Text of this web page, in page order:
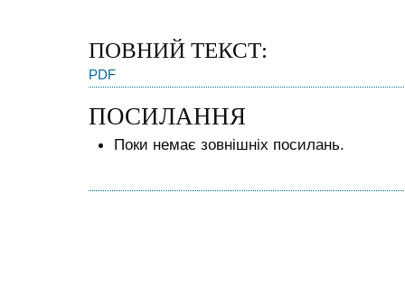
ПОВНИЙ ТЕКСТ:
PDF
ПОСИЛАННЯ
Поки немає зовнішніх посилань.